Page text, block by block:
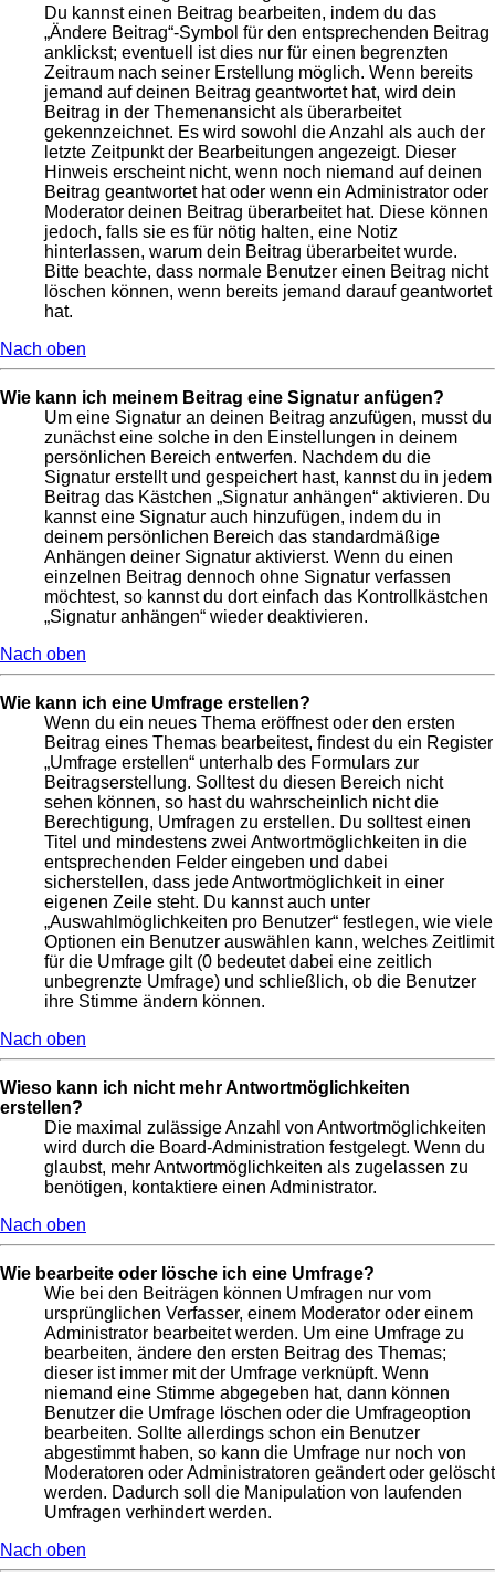
Du kannst einen Beitrag bearbeiten, indem du das
„Ändere Beitrag“-Symbol für den entsprechenden Beitrag
anklickst; eventuell ist dies nur für einen begrenzten
Zeitraum nach seiner Erstellung möglich. Wenn bereits
jemand auf deinen Beitrag geantwortet hat, wird dein
Beitrag in der Themenansicht als überarbeitet
gekennzeichnet. Es wird sowohl die Anzahl als auch der
letzte Zeitpunkt der Bearbeitungen angezeigt. Dieser
Hinweis erscheint nicht, wenn noch niemand auf deinen
Beitrag geantwortet hat oder wenn ein Administrator oder
Moderator deinen Beitrag überarbeitet hat. Diese können
jedoch, falls sie es für nötig halten, eine Notiz
hinterlassen, warum dein Beitrag überarbeitet wurde.
Bitte beachte, dass normale Benutzer einen Beitrag nicht
löschen können, wenn bereits jemand darauf geantwortet
hat.
Nach oben
Wie kann ich meinem Beitrag eine Signatur anfügen?
Um eine Signatur an deinen Beitrag anzufügen, musst du
zunächst eine solche in den Einstellungen in deinem
persönlichen Bereich entwerfen. Nachdem du die
Signatur erstellt und gespeichert hast, kannst du in jedem
Beitrag das Kästchen „Signatur anhängen“ aktivieren. Du
kannst eine Signatur auch hinzufügen, indem du in
deinem persönlichen Bereich das standardmäßige
Anhängen deiner Signatur aktivierst. Wenn du einen
einzelnen Beitrag dennoch ohne Signatur verfassen
möchtest, so kannst du dort einfach das Kontrollkästchen
„Signatur anhängen“ wieder deaktivieren.
Nach oben
Wie kann ich eine Umfrage erstellen?
Wenn du ein neues Thema eröffnest oder den ersten
Beitrag eines Themas bearbeitest, findest du ein Register
„Umfrage erstellen“ unterhalb des Formulars zur
Beitragserstellung. Solltest du diesen Bereich nicht
sehen können, so hast du wahrscheinlich nicht die
Berechtigung, Umfragen zu erstellen. Du solltest einen
Titel und mindestens zwei Antwortmöglichkeiten in die
entsprechenden Felder eingeben und dabei
sicherstellen, dass jede Antwortmöglichkeit in einer
eigenen Zeile steht. Du kannst auch unter
„Auswahlmöglichkeiten pro Benutzer“ festlegen, wie viele
Optionen ein Benutzer auswählen kann, welches Zeitlimit
für die Umfrage gilt (0 bedeutet dabei eine zeitlich
unbegrenzte Umfrage) und schließlich, ob die Benutzer
ihre Stimme ändern können.
Nach oben
Wieso kann ich nicht mehr Antwortmöglichkeiten
erstellen?
Die maximal zulässige Anzahl von Antwortmöglichkeiten
wird durch die Board-Administration festgelegt. Wenn du
glaubst, mehr Antwortmöglichkeiten als zugelassen zu
benötigen, kontaktiere einen Administrator.
Nach oben
Wie bearbeite oder lösche ich eine Umfrage?
Wie bei den Beiträgen können Umfragen nur vom
ursprünglichen Verfasser, einem Moderator oder einem
Administrator bearbeitet werden. Um eine Umfrage zu
bearbeiten, ändere den ersten Beitrag des Themas;
dieser ist immer mit der Umfrage verknüpft. Wenn
niemand eine Stimme abgegeben hat, dann können
Benutzer die Umfrage löschen oder die Umfrageoption
bearbeiten. Sollte allerdings schon ein Benutzer
abgestimmt haben, so kann die Umfrage nur noch von
Moderatoren oder Administratoren geändert oder gelöscht
werden. Dadurch soll die Manipulation von laufenden
Umfragen verhindert werden.
Nach oben